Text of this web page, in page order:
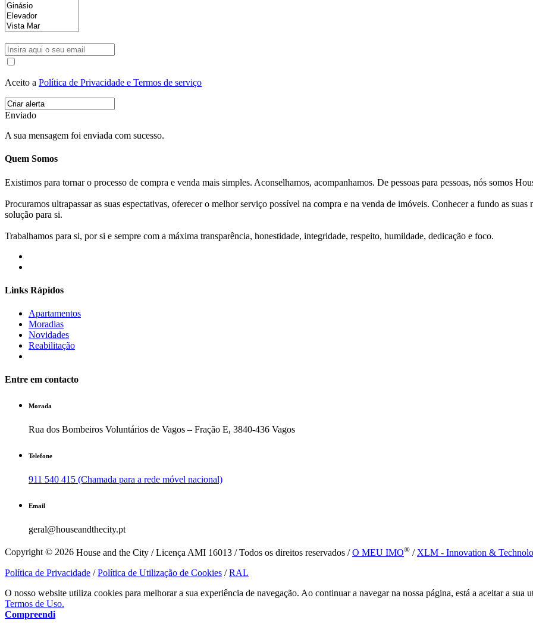
Aceito a Política de Privacidade e Termos de serviço
Enviado
A sua mensagem foi enviada com sucesso.
Quem Somos
Existimos para tornar o processo de compra e venda mais simples. Aconselhamos, acompanhamos. De pessoas para pessoas, nós somos
Procuramos ultrapassar as suas espectativas, oferecer o melhor serviço possível na compra e na venda de imóveis. Conhecer a fundo as
solução para si.
Trabalhamos para si, por si e sempre com a máxima transparência, honestidade, integridade, respeito, humildade, dedicação e foco.
Links Rápidos
Apartamentos
Moradias
Novidades
Reabilitação
Entre em contacto
Morada
Rua dos Bombeiros Voluntários de Vagos – Fração E, 3840-436 Vagos
Telefone
911 540 415 (Chamada para a rede móvel nacional)
Email
geral@houseandthecity.pt
Copyright © 2026 House and the City / Licença AMI 16013 / Todos os direitos reservados /O MEU IMO® / XLM - Innovation &
Política de Privacidade /Política de Utilização de Cookies /RAL
O nosso website utiliza cookies para melhorar a sua experiência de navegação. Ao continuar a navegar na nossa página, está a aceitar a sua
Termos de Uso.
Compreendi